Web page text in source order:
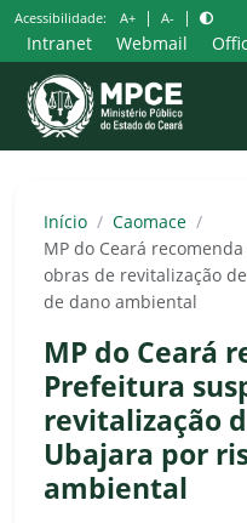
Pular
para
o
conteúdo
Acessibilidade: A+ | A- |
Intranet Webmail
Início / Caomace /
MP do Ceará
obras de revitalização
de dano ambiental
MP do Ceará
Prefeitura
revitalização
Ubajara por
ambiental